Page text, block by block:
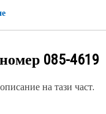
085-4619
на тази част.